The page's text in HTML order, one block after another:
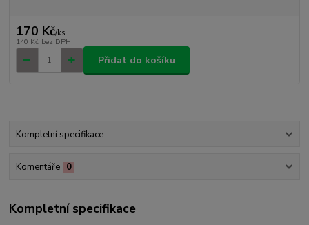
170 Kč/ks
140 Kč bez DPH
Přidat do košíku
Kompletní specifikace
Komentáře 0
Kompletní specifikace